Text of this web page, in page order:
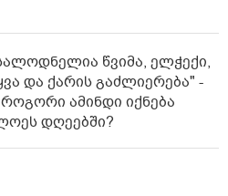
წვიმა, ელჭექი,
და ქარის გაძლიერება" -
ამინდი იქნება
დღეებში?